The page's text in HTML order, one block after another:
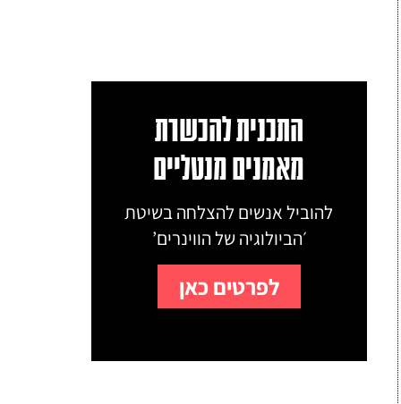
התכנית להכשרת
מאמנים מנטליים
להוביל אנשים להצלחה בשיטת
׳הביולוגיה של הווינרים’
לפרטים כאן